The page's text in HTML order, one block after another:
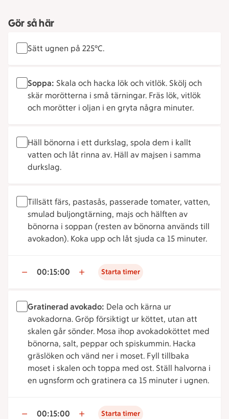
Gör så här
Sätt ugnen på 225°C.
Soppa: Skala och hacka lök och vitlök. Skölj och
skär morötterna i små tärningar. Fräs lök, vitlök
och morötter i oljan i en gryta några minuter.
Häll bönorna i ett durkslag, spola dem i kallt
vatten och låt rinna av. Häll av majsen i samma
durkslag.
Tillsätt färs, pastasås, passerade tomater, vatten,
smulad buljongtärning, majs och hälften av
bönorna i soppan (resten av bönorna används till
avokadon). Koka upp och låt sjuda ca 15 minuter.
00:15:00 Starta timer
Gratinerad avokado: Dela och kärna ur
avokadorna. Gröp försiktigt ur köttet, utan att
skalen går sönder. Mosa ihop avokadoköttet med
bönorna, salt, peppar och spiskummin. Hacka
gräslöken och vänd ner i moset. Fyll tillbaka
moset i skalen och toppa med ost. Ställ halvorna i
en ugnsform och gratinera ca 15 minuter i ugnen.
00:15:00 Starta timer